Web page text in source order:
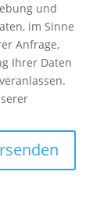
und
im Sinne
Anfrage,
Ihrer Daten